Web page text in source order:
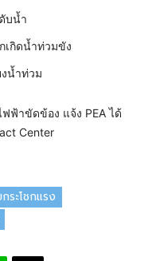
บน้ำ
เกิดน้ำท่วมขัง
น้ำท่วม
ฟ้าขัดข้อง แจ้ง PEA ได้
Center
ระโชกแรง